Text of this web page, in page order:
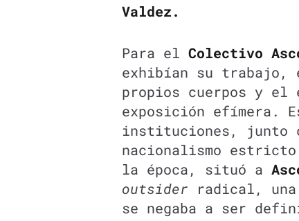
Valdez.
Para el Colectivo
exhibían su trabajo,
propios cuerpos y el
exposición efímera.
instituciones, junto
nacionalismo
la época, situó a
outsider radical,
se negaba a ser